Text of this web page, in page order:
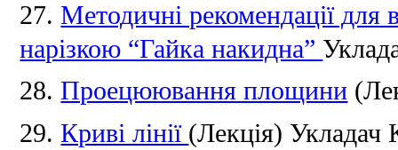
27.Методичні рекомендації для
нарізкою “Гайка накидна”
28.Проецюювання площини
29.Криві лінії (Лекція) Укладач